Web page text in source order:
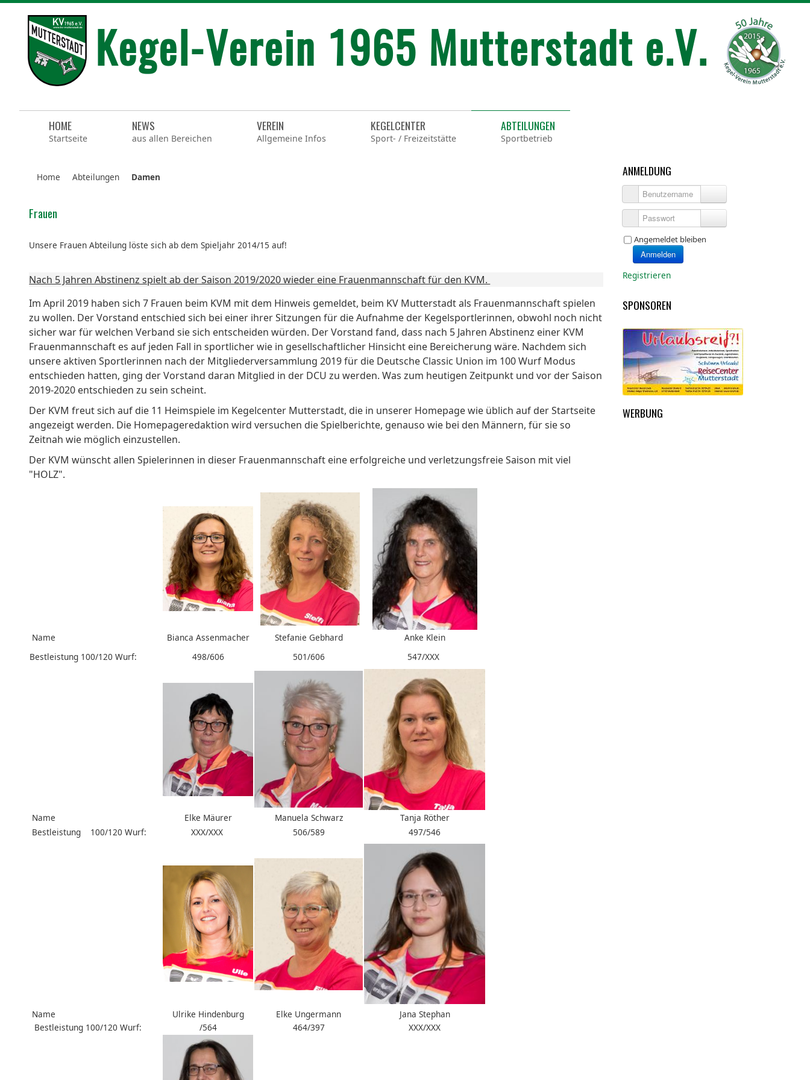
HOME
Startseite
NEWS
aus allen Bereichen
VEREIN
Allgemeine Infos
KEGELCENTER
Sport- / Freizeitstätte
ABTEILUNGEN
Sportbetrieb
Home Abteilungen Damen
Frauen
Unsere Frauen Abteilung löste sich ab dem Spieljahr 2014/15 auf!
Nach 5 Jahren Abstinenz spielt ab der Saison 2019/2020 wieder eine Frauenmannschaft für den KVM.
Im April 2019 haben sich 7 Frauen beim KVM mit dem Hinweis gemeldet, beim KV Mutterstadt als Frauenmannschaft spielen
zu wollen. Der Vorstand entschied sich bei einer ihrer Sitzungen für die Aufnahme der Kegelsportlerinnen, obwohl noch nicht
sicher war für welchen Verband sie sich entscheiden würden. Der Vorstand fand, dass nach 5 Jahren Abstinenz einer KVM
Frauenmannschaft es auf jeden Fall in sportlicher wie in gesellschaftlicher Hinsicht eine Bereicherung wäre. Nachdem sich
unsere aktiven Sportlerinnen nach der Mitgliederversammlung 2019 für die Deutsche Classic Union im 100 Wurf Modus
entschieden hatten, ging der Vorstand daran Mitglied in der DCU zu werden. Was zum heutigen Zeitpunkt und vor der Saison
2019-2020 entschieden zu sein scheint.
Der KVM freut sich auf die 11 Heimspiele im Kegelcenter Mutterstadt, die in unserer Homepage wie üblich auf der Startseite
angezeigt werden. Die Homepageredaktion wird versuchen die Spielberichte, genauso wie bei den Männern, für sie so
Zeitnah wie möglich einzustellen.
Der KVM wünscht allen Spielerinnen in dieser Frauenmannschaft eine erfolgreiche und verletzungsfreie Saison mit viel
"HOLZ".
Name Bianca Assenmacher Stefanie Gebhard
Anke Klein
Bestleistung 100/120 Wurf:
498/606 501/606 547/XXX
Name Elke Mäurer Manuela Schwarz
Tanja Röther
Bestleistung 100/120 Wurf:
XXX/XXX 506/589 497/546
Name Ulrike Hindenburg Elke Ungermann
Jana Stephan
Bestleistung 100/120 Wurf:
/564 464/397 XXX/XXX
ANMELDUNG
Benutzername
Passwort
Angemeldet bleiben
Anmelden
Registrieren
SPONSOREN
WERBUNG